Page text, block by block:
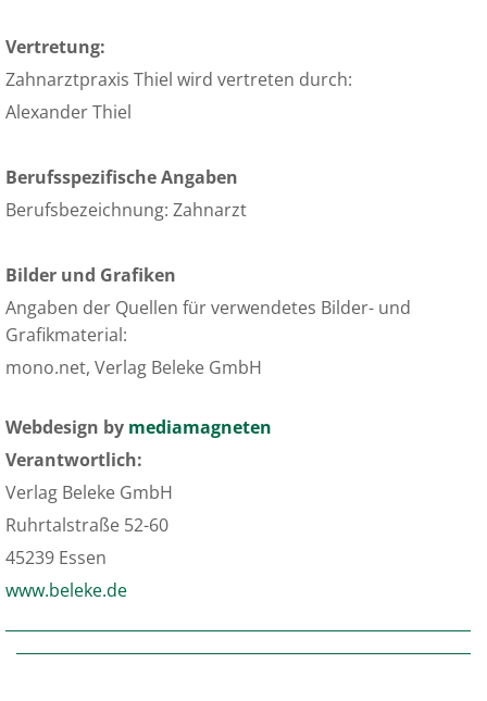
Vertretung:
Zahnarztpraxis Thiel wird vertreten durch:
Alexander Thiel
Berufsspezifische Angaben
Berufsbezeichnung: Zahnarzt
Bilder und Grafiken
Angaben der Quellen für verwendetes Bilder- und
Grafikmaterial:
mono.net, Verlag Beleke GmbH
Webdesign by mediamagneten
Verantwortlich:
Verlag Beleke GmbH
Ruhrtalstraße 52-60
45239 Essen
www.beleke.de